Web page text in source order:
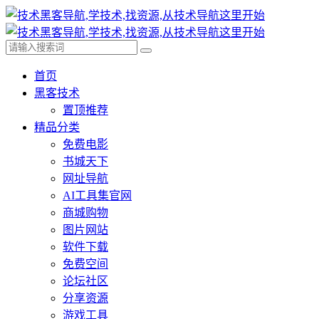
首页
黑客技术
置顶推荐
精品分类
免费电影
书城天下
网址导航
AI工具集官网
商城购物
图片网站
软件下载
免费空间
论坛社区
分享资源
游戏工具